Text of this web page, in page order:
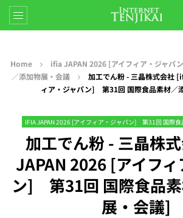
Home
ifia JAPAN 2026 [アイフィア・ジャパ
／添加物展・会議
加工でん粉 - 三晶株式会社
ィア・ジャパン] 第31回 国際食品素材／
IFIA JAPAN 2026 [アイフィア・ジャパン] 第31回 国際
加工でん粉 - 三晶株
JAPAN 2026 [アイフ
ン] 第31回 国際食品
展・会議]